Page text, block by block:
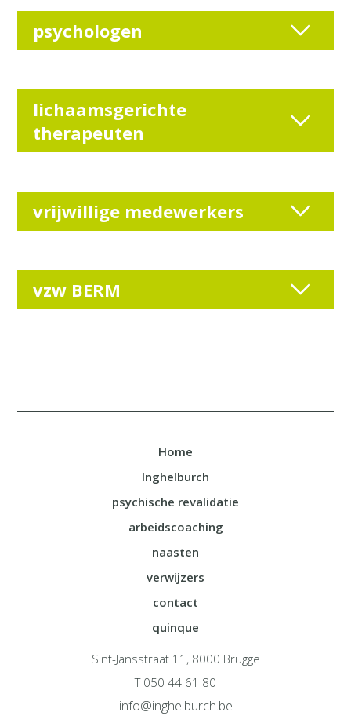
psychologen
lichaamsgerichte
therapeuten
vrijwillige medewerkers
vzw BERM
Home
Inghelburch
psychische revalidatie
arbeidscoaching
naasten
verwijzers
contact
quinque
Sint-Jansstraat 11, 8000 Brugge
T 050 44 61 80
info@inghelburch.be